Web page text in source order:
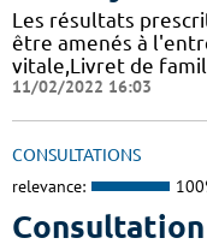
Les résultats
être amenés à
vitale,Livret de
11/02/2022 16:03
CONSULTATIONS
relevance: